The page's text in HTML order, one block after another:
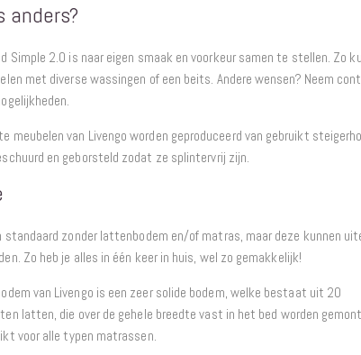
anders?
Simple 2.0 is naar eigen smaak en voorkeur samen te stellen. Zo
met diverse wassingen of een beits. Andere wensen? Neem
meubelen van Livengo worden geproduceerd van gebruikt
en geborsteld zodat ze splintervrij zijn.
standaard zonder lattenbodem en/of matras, maar deze kunnen
Zo heb je alles in één keer in huis, wel zo gemakkelijk!
van Livengo is een zeer solide bodem, welke bestaat uit 20
latten, die over de gehele breedte vast in het bed worden
voor alle typen matrassen.